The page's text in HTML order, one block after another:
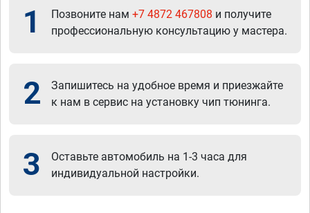
1 Позвоните нам +7 4872 467808 и получите
профессиональную консультацию у мастера.
2
Запишитесь на удобное время и приезжайте
к нам в сервис на установку чип тюнинга.
3
Оставьте автомобиль на 1-3 часа для
индивидуальной настройки.